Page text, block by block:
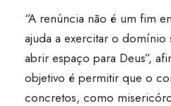
“A renúncia não é um fim
ajuda a exercitar o domínio
abrir espaço para Deus”,
objetivo é permitir que o
concretos, como